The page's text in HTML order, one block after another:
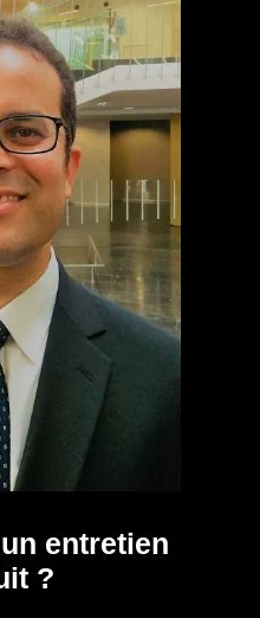
entretien
?